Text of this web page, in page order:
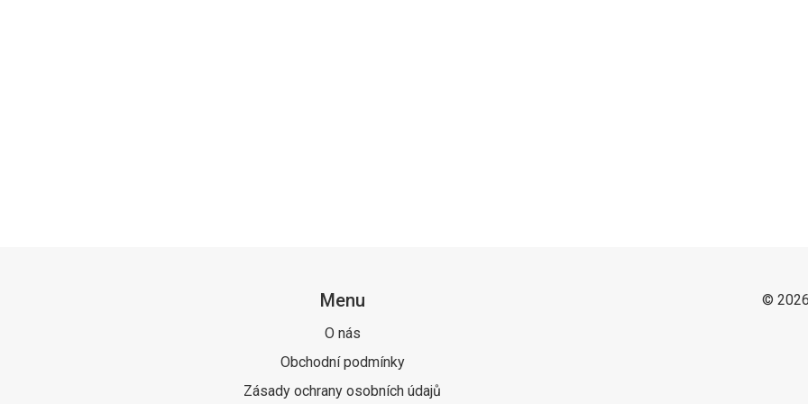
Menu
O nás
Obchodní podmínky
Zásady ochrany osobních údajů
©